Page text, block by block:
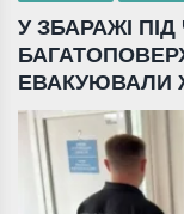
У ЗБАРАЖІ
ЕВАКУЮВАЛИ